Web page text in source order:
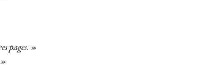
pages. »